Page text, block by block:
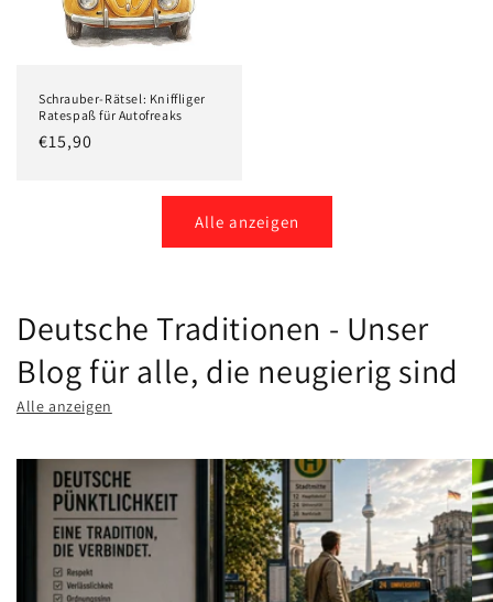
Schrauber-Rätsel: Kniffliger
Ratespaß für Autofreaks
Normaler
€15,90
Alle anzeigen
Deutsche Traditionen - Unser
Blog für alle, die neugierig sind
Alle anzeigen